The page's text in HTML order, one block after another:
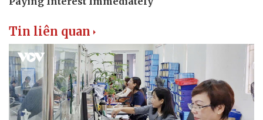
Lịch thi đấu bóng đá
eSports
Hậu trường
Xe máy
Tin liên quan